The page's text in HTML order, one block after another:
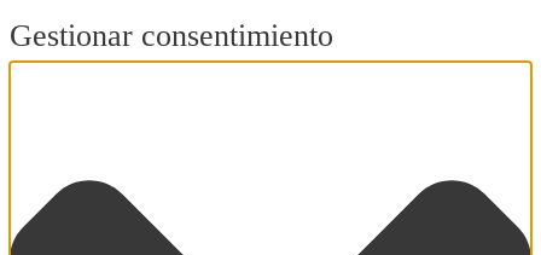
Gestionar consentimiento